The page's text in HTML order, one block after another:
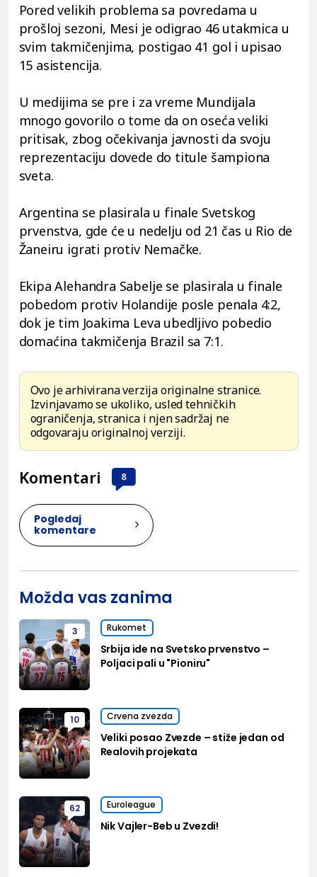
Pored velikih problema sa povredama u
prošloj sezoni, Mesi je odigrao 46 utakmica u
svim takmičenjima, postigao 41 gol i upisao
15 asistencija.
U medijima se pre i za vreme Mundijala
mnogo govorilo o tome da on oseća veliki
pritisak, zbog očekivanja javnosti da svoju
reprezentaciju dovede do titule šampiona
sveta.
Argentina se plasirala u finale Svetskog
prvenstva, gde će u nedelju od 21 čas u Rio de
Žaneiru igrati protiv Nemačke.
Ekipa Alehandra Sabelje se plasirala u finale
pobedom protiv Holandije posle penala 4:2,
dok je tim Joakima Leva ubedljivo pobedio
domaćina takmičenja Brazil sa 7:1.
Ovo je arhivirana verzija originalne stranice.
Izvinjavamo se ukoliko, usled tehničkih
ograničenja, stranica i njen sadržaj ne
odgovaraju originalnoj verziji.
Komentari 8
Pogledaj
komentare
Možda vas zanima
3 Rukomet
Srbija ide na Svetsko prvenstvo –
Poljaci pali u "Pioniru"
10 Crvena zvezda
Veliki posao Zvezde – stiže jedan od
Realovih projekata
62 Euroleague
Nik Vajler-Beb u Zvezdi!